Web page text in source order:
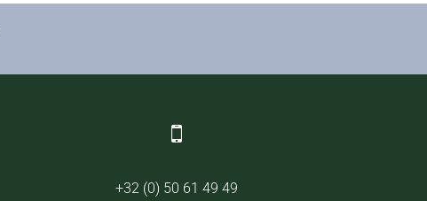
+32 (0) 50 61 49 49